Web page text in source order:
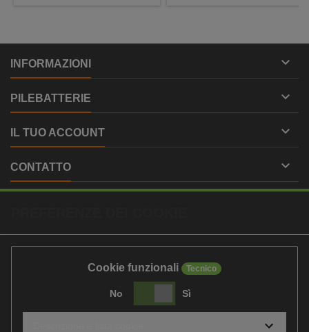
INFORMAZIONI 
PILEBATTERIE 
IL TUO ACCOUNT 
CONTATTO 
Cookie funzionali Tecnico
No Sì